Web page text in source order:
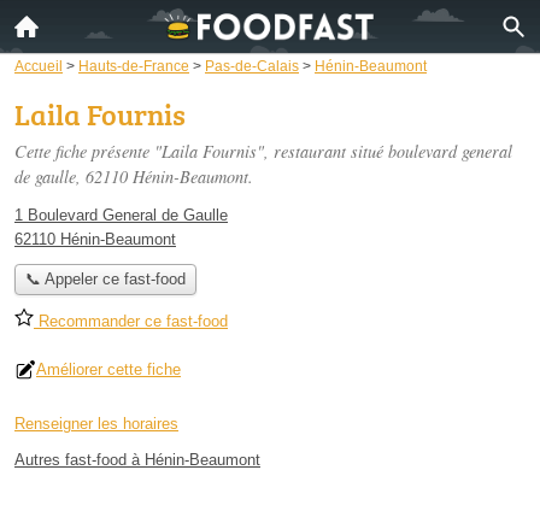
Accueil > Hauts-de-France > Pas-de-Calais > Hénin-Beaumont
Laila Fournis
Cette fiche présente "Laila Fournis", restaurant situé boulevard general
de gaulle, 62110 Hénin-Beaumont.
1 Boulevard General de Gaulle
62110 Hénin-Beaumont
📞 Appeler ce fast-food
Recommander ce fast-food
Améliorer cette fiche
Renseigner les horaires
Autres fast-food à Hénin-Beaumont